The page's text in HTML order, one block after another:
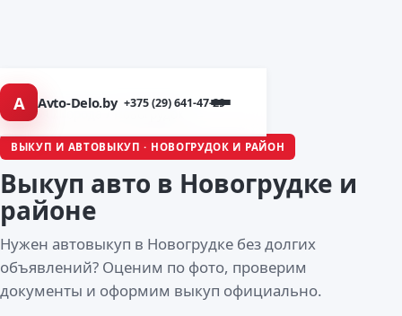
A Avto-Delo.by +375 (29) 641-47-29
Главная/Города/ Новогрудок
ВЫКУП И АВТОВЫКУП · НОВОГРУДОК И РАЙОН
Выкуп авто в Новогрудке и
районе
Нужен автовыкуп в Новогрудке без долгих
объявлений? Оценим по фото, проверим
документы и оформим выкуп официально.